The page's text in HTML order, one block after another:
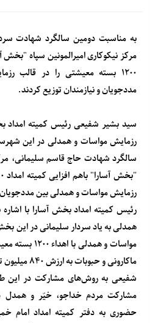
به مناسبت دومین سالگرد شهادت
مرکز نیکوکاری امیرالمونین سپاه "بخش
۱۲۰۰ بسته معیشتی را در قالب
مددجویان و نیازمندان توزیع کردند.
سید بشیر شفیعی رئیس کمیته امداد
رزمایش مواسات و همدلی در این
سالگرد شهادت حاج قاسم سلیمانی،
رزمایش مواسات و همدلی بین مددجویان
رئیس کمیته امداد بخش آسارا با
همدلی به یاد سردار سلیمانی در این
مواسات و
ماکارونی و حبوبات به ارزش ۸۴۰ میلیون تومان برگزار شد.
شفیعی به روش‌های مشارکت در این
مشارکت مردم خداجو، خیّر و همدل
حضوری به دفتر کمیته امداد امام